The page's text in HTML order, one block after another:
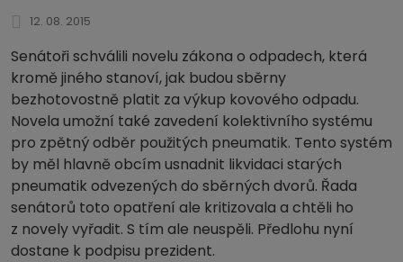
12. 08. 2015
Senátoři schválili novelu zákona o odpadech, která
kromě jiného stanoví, jak budou sběrny
bezhotovostně platit za výkup kovového odpadu.
Novela umožní také zavedení kolektivního systému
pro zpětný odběr použitých pneumatik. Tento systém
by měl hlavně obcím usnadnit likvidaci starých
pneumatik odvezených do sběrných dvorů. Řada
senátorů toto opatření ale kritizovala a chtěli ho
z novely vyřadit. S tím ale neuspěli. Předlohu nyní
dostane k podpisu prezident.